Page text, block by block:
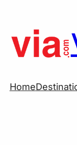
content
Home